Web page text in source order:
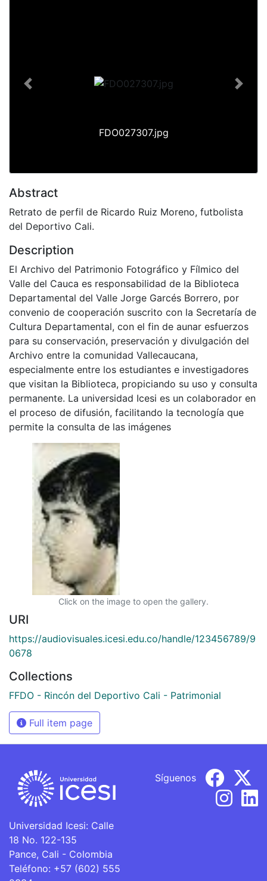
FDO027307.jpg
Previous Next
Abstract
Retrato de perfil de Ricardo Ruiz Moreno, futbolista
del Deportivo Cali.
Description
El Archivo del Patrimonio Fotográfico y Fílmico del
Valle del Cauca es responsabilidad de la Biblioteca
Departamental del Valle Jorge Garcés Borrero, por
convenio de cooperación suscrito con la Secretaría de
Cultura Departamental, con el fin de aunar esfuerzos
para su conservación, preservación y divulgación del
Archivo entre la comunidad Vallecaucana,
especialmente entre los estudiantes e investigadores
que visitan la Biblioteca, propiciando su uso y consulta
permanente. La universidad Icesi es un colaborador en
el proceso de difusión, facilitando la tecnología que
permite la consulta de las imágenes
Click on the image to open the gallery.
URI
https://audiovisuales.icesi.edu.co/handle/123456789/9
0678
Collections
FFDO - Rincón del Deportivo Cali - Patrimonial
Full item page
Universidad Icesi: Calle
18 No. 122-135
Pance, Cali - Colombia
Teléfono: +57 (602) 555
Síguenos